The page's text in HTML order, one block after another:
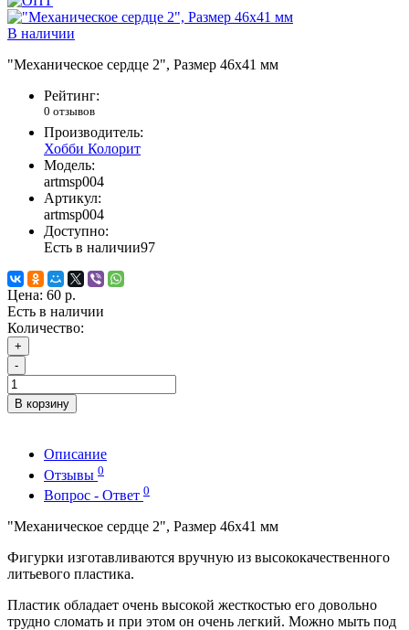
В наличии
"Механическое сердце 2", Размер 46х41 мм
Рейтинг:
0 отзывов
Производитель:
Хобби Колорит
Модель:
artmsp004
Артикул:
artmsp004
Доступно:
Есть в наличии97
Цена: 60 р.
Есть в наличии
Количество:
+
-
В корзину
Описание
Отзывы 0
Вопрос - Ответ 0
"Механическое сердце 2", Размер 46х41 мм
Фигурки изготавливаются вручную из высококачественного
литьевого пластика.
Пластик обладает очень высокой жесткостью его довольно
трудно сломать и при этом он очень легкий. Можно мыть под